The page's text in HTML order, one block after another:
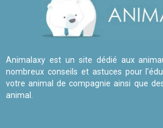
Animalaxy est un site dédié aux
nombreux conseils et astuces pour
votre animal de compagnie ainsi que
animal.